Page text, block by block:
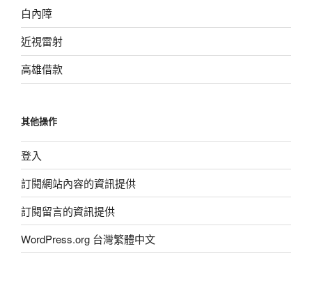
白內障
近視雷射
高雄借款
其他操作
登入
訂閱網站內容的資訊提供
訂閱留言的資訊提供
WordPress.org 台灣繁體中文